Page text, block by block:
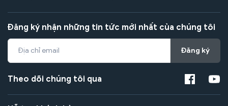
Đăng ký nhận những tin tức mới nhất của chúng tôi
Đăng ký
Theo dõi chúng tôi qua